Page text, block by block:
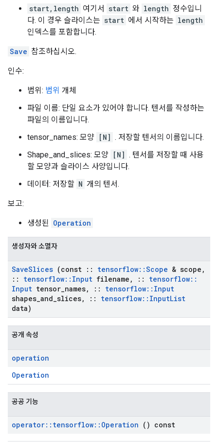
start,length 여기서 start 와 length 정수입니
다. 이 경우 슬라이스는 start 에서 시작하는 length
인덱스를 포함합니다.
Save 참조하십시오.
인수:
범위: 범위 개체
파일 이름: 단일 요소가 있어야 합니다. 텐서를 작성하는
파일의 이름입니다.
tensor_names: 모양 [N] . 저장할 텐서의 이름입니다.
Shape_and_slices: 모양 [N] . 텐서를 저장할 때 사용
할 모양과 슬라이스 사양입니다.
데이터: 저장할 N 개의 텐서.
보고:
생성된 Operation
생성자와 소멸자
SaveSlices (const :: tensorflow::Scope & scope ,
::
tensorflow:: Input filename , :: tensorflow::
Input tensor names, :: tensorflow:: Input
shapes and slices, :: tensorflow:: InputList
data)
공개 속성
operation
Operation
공공 기능
operator:: tensorflow:: Operation () const